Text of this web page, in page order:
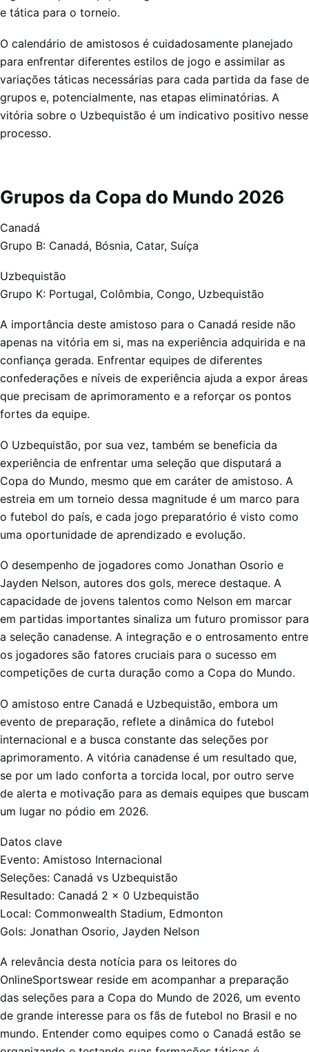
e tática para o torneio.
O calendário de amistosos é cuidadosamente planejado
para enfrentar diferentes estilos de jogo e assimilar as
variações táticas necessárias para cada partida da fase de
grupos e, potencialmente, nas etapas eliminatórias. A
vitória sobre o Uzbequistão é um indicativo positivo nesse
processo.
Grupos da Copa do Mundo 2026
Canadá
Grupo B: Canadá, Bósnia, Catar, Suíça
Uzbequistão
Grupo K: Portugal, Colômbia, Congo, Uzbequistão
A importância deste amistoso para o Canadá reside não
apenas na vitória em si, mas na experiência adquirida e na
confiança gerada. Enfrentar equipes de diferentes
confederações e níveis de experiência ajuda a expor áreas
que precisam de aprimoramento e a reforçar os pontos
fortes da equipe.
O Uzbequistão, por sua vez, também se beneficia da
experiência de enfrentar uma seleção que disputará a
Copa do Mundo, mesmo que em caráter de amistoso. A
estreia em um torneio dessa magnitude é um marco para
o futebol do país, e cada jogo preparatório é visto como
uma oportunidade de aprendizado e evolução.
O desempenho de jogadores como Jonathan Osorio e
Jayden Nelson, autores dos gols, merece destaque. A
capacidade de jovens talentos como Nelson em marcar
em partidas importantes sinaliza um futuro promissor para
a seleção canadense. A integração e o entrosamento entre
os jogadores são fatores cruciais para o sucesso em
competições de curta duração como a Copa do Mundo.
O amistoso entre Canadá e Uzbequistão, embora um
evento de preparação, reflete a dinâmica do futebol
internacional e a busca constante das seleções por
aprimoramento. A vitória canadense é um resultado que,
se por um lado conforta a torcida local, por outro serve
de alerta e motivação para as demais equipes que buscam
um lugar no pódio em 2026.
Datos clave
Evento: Amistoso Internacional
Seleções: Canadá vs Uzbequistão
Resultado: Canadá 2 x 0 Uzbequistão
Local: Commonwealth Stadium, Edmonton
Gols: Jonathan Osorio, Jayden Nelson
A relevância desta notícia para os leitores do
OnlineSportswear reside em acompanhar a preparação
das seleções para a Copa do Mundo de 2026, um evento
de grande interesse para os fãs de futebol no Brasil e no
mundo. Entender como equipes como o Canadá estão se